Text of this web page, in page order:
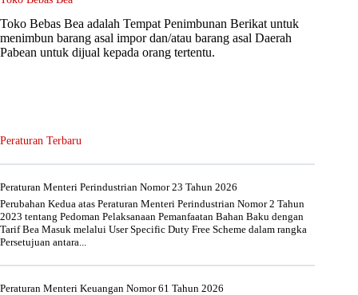
Toko Bebas Bea adalah Tempat Penimbunan Berikat untuk
menimbun barang asal impor dan/atau barang asal Daerah
Pabean untuk dijual kepada orang tertentu.
Peraturan Terbaru
Peraturan Menteri Perindustrian Nomor 23 Tahun 2026
Perubahan Kedua atas Peraturan Menteri Perindustrian Nomor 2 Tahun
2023 tentang Pedoman Pelaksanaan Pemanfaatan Bahan Baku dengan
Tarif Bea Masuk melalui User Specific Duty Free Scheme dalam rangka
Persetujuan antara...
Peraturan Menteri Keuangan Nomor 61 Tahun 2026